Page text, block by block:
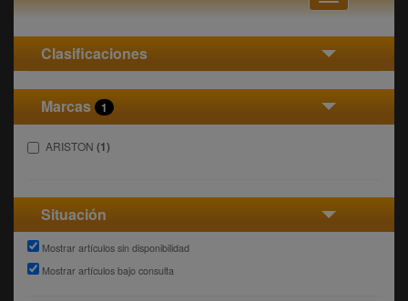
Clasificaciones
Marcas 1
ARISTON (1)
Situación
Mostrar artículos sin disponibilidad
Mostrar artículos bajo consulta